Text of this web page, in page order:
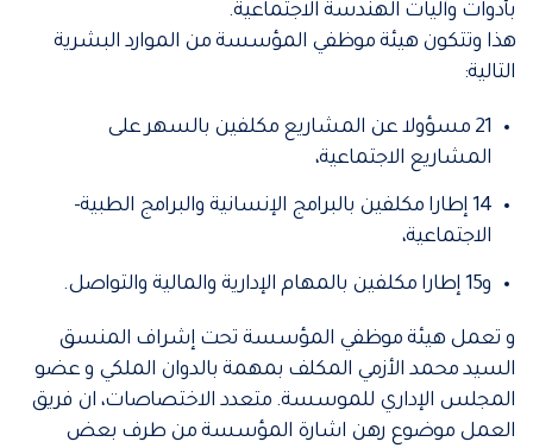
بأدوات وآليات الهندسة الاجتماعية.
هذا وتتكون هيئة موظفي المؤسسة من الموارد البشرية
التالية:
21 مسؤولا عن المشاريع مكلفين بالسهر على
المشاريع الاجتماعية،
14 إطارا مكلفين بالبرامج الإنسانية والبرامج الطبية-
الاجتماعية،
و15 إطارا مكلفين بالمهام الإدارية والمالية والتواصل.
و تعمل هيئة موظفي المؤسسة تحت إشراف المنسق
السيد محمد الأزمي المكلف بمهمة بالدوان الملكي و عضو
المجلس الإداري للموسسة. متعدد الاختصاصات، ان فريق
العمل موضوع رهن اشارة المؤسسة من طرف بعض